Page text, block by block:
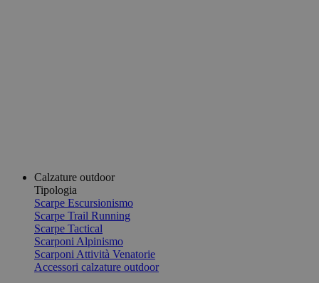
Calzature outdoor
Tipologia
Scarpe Escursionismo
Scarpe Trail Running
Scarpe Tactical
Scarponi Alpinismo
Scarponi Attività Venatorie
Accessori calzature outdoor